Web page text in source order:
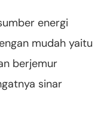
energi
mudah yaitu
berjemur
sinar